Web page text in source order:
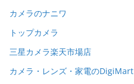
カメラのナニワ
トップカメラ
三星カメラ楽天市場店
カメラ・レンズ・家電のDigiMart